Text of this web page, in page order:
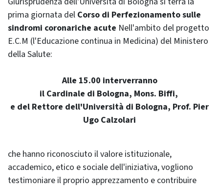
prima giornata del Corso di Perfezionamento sulle
sindromi coronariche acute Nell'ambito del progetto
E.C.M (l'Educazione continua in Medicina) del Ministero
della Salute:
Alle 15.00 interverranno
il Cardinale di Bologna, Mons. Biffi,
e del Rettore dell'Università di Bologna, Prof. Pier
Ugo Calzolari
che hanno riconosciuto il valore istituzionale,
accademico, etico e sociale dell'iniziativa, vogliono
testimoniare il proprio apprezzamento e contribuire